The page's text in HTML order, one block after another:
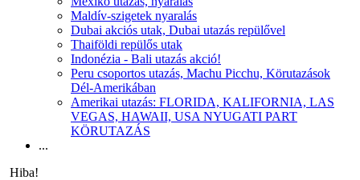
Maldív-szigetek nyaralás
Dubai akciós utak, Dubai utazás repülővel
Thaiföldi repülős utak
Indonézia - Bali utazás akció!
Peru csoportos utazás, Machu Picchu, Körutazások
Dél-Amerikában
Amerikai utazás: FLORIDA, KALIFORNIA, LAS
VEGAS, HAWAII, USA NYUGATI PART
KÖRUTAZÁS
...
Hiba!